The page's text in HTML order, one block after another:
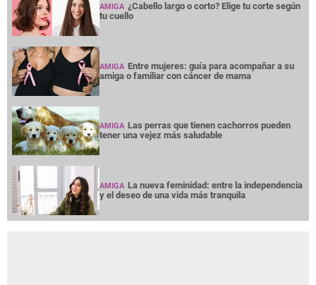
AMIGA ¿Cabello largo o corto? Elige tu corte según
tu cuello
AMIGA Entre mujeres: guía para acompañar a su
amiga o familiar con cáncer de mama
AMIGA Las perras que tienen cachorros pueden
tener una vejez más saludable
AMIGA La nueva feminidad: entre la independencia
y el deseo de una vida más tranquila